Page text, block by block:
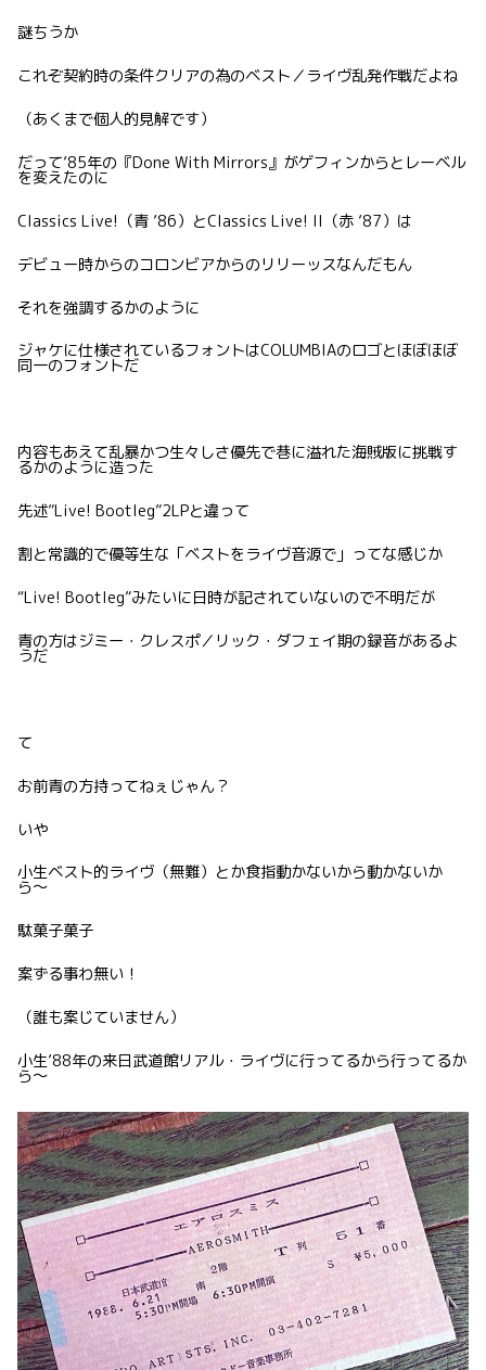
謎ちうか
これぞ契約時の条件クリアの為のベスト／ライヴ乱発作戦だよね
（あくまで個人的見解です）
だって’85年の『Done With Mirrors』がゲフィンからとレーベル
を変えたのに
Classics Live!（青 ’86）とClassics Live! II（赤 ’87）は
デビュー時からのコロンビアからのリリーッスなんだもん
それを強調するかのように
ジャケに仕様されているフォントはCOLUMBIAのロゴとほぼほぼ
同一のフォントだ
内容もあえて乱暴かつ生々しさ優先で巷に溢れた海賊版に挑戦す
るかのように造った
先述”Live! Bootleg”2LPと違って
割と常識的で優等生な「ベストをライヴ音源で」ってな感じか
“Live! Bootleg”みたいに日時が記されていないので不明だが
青の方はジミー・クレスポ／リック・ダフェイ期の録音があるよ
うだ
て
お前青の方持ってねぇじゃん？
いや
小生ベスト的ライヴ（無難）とか食指動かないから動かないか
ら〜
駄菓子菓子
案ずる事わ無い！
（誰も案じていません）
小生’88年の来日武道館リアル・ライヴに行ってるから行ってるか
ら〜